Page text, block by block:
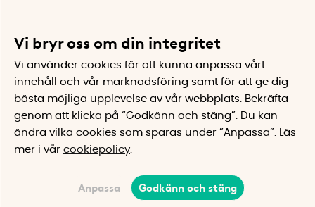
Vi bryr oss om din integritet
Vi använder cookies för att kunna anpassa vårt
innehåll och vår marknadsföring samt för att ge dig
bästa möjliga upplevelse av vår webbplats.
Bekräfta
genom att klicka på “Godkänn och stäng”. Du kan
ändra vilka cookies som sparas under ”Anpassa”.
Läs
mer i vår cookiepolicy
Anpassa Godkänn och stäng